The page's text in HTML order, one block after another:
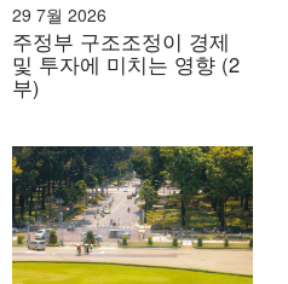
29 7월 2026
주정부 구조조정이 경제
및 투자에 미치는 영향 (2
부)